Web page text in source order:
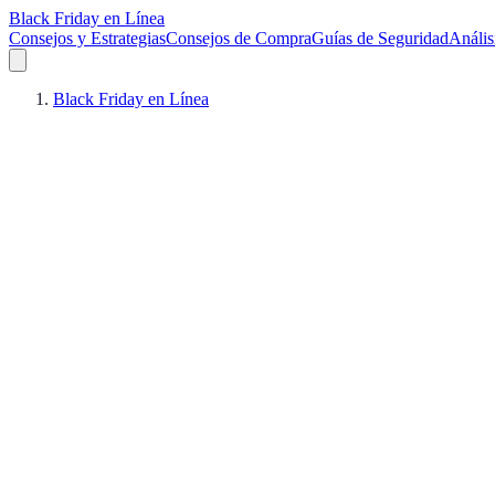
Black Friday en Línea
Consejos y EstrategiasConsejos de CompraGuías de Seguridad
Black Friday en Línea